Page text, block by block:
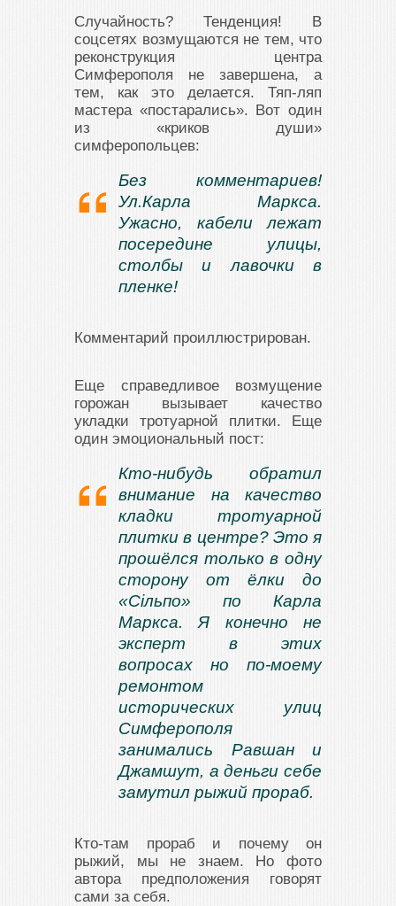
Случайность? Тенденция! В
соцсетях возмущаются не тем, что
реконструкция центра
Симферополя не завершена, а
тем, как это делается. Тяп-ляп
мастера «постарались». Вот один
из «криков души»
симферопольцев:
Без комментариев!
Ул.Карла Маркса.
Ужасно, кабели лежат
посередине улицы,
столбы и лавочки в
пленке!
Комментарий проиллюстрирован.
Еще справедливое возмущение
горожан вызывает качество
укладки тротуарной плитки. Еще
один эмоциональный пост:
Кто-нибудь обратил
внимание на качество
кладки тротуарной
плитки в центре? Это я
прошёлся только в одну
сторону от ёлки до
«Сiльпо» по Карла
Маркса. Я конечно не
эксперт в этих
вопросах но по-моему
ремонтом
исторических улиц
Симферополя
занимались Равшан и
Джамшут, а деньги себе
замутил рыжий прораб.
Кто-там прораб и почему он
рыжий, мы не знаем. Но фото
автора предположения говорят
сами за себя.